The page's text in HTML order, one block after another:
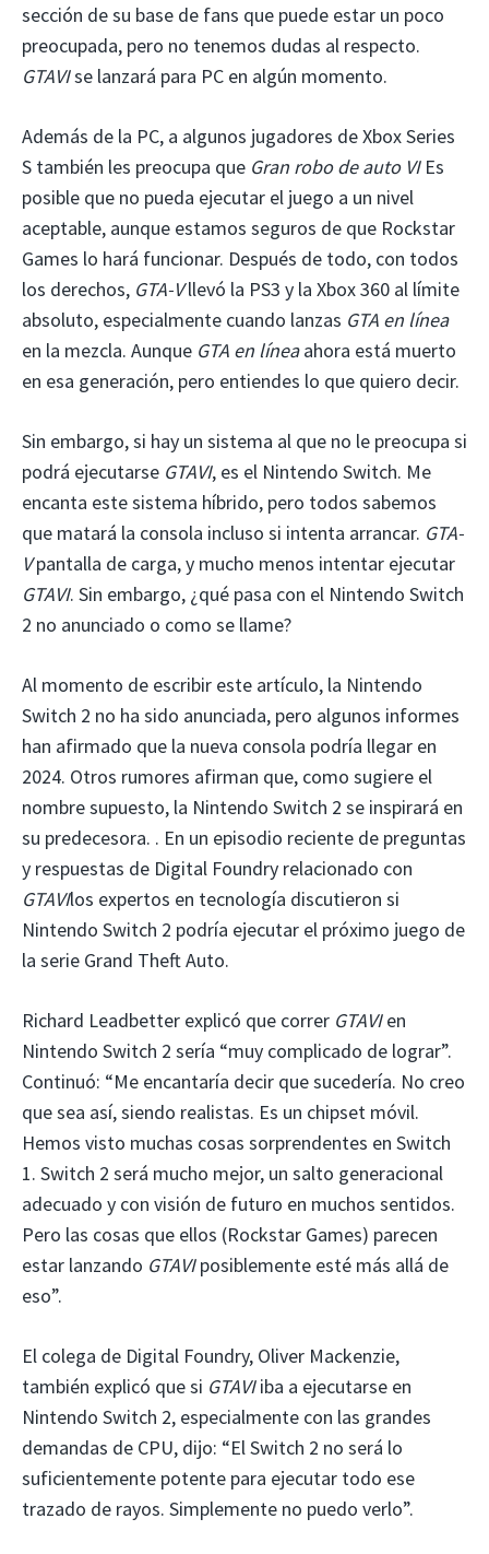
sección de su base de fans que puede estar un poco
preocupada, pero no tenemos dudas al respecto.
GTAVIse lanzará para PC en algún momento.
Además de la PC, a algunos jugadores de Xbox Series
S también les preocupa que Gran robo de auto VIEs
posible que no pueda ejecutar el juego a un nivel
aceptable, aunque estamos seguros de que Rockstar
Games lo hará funcionar. Después de todo, con todos
los derechos, GTA-Vllevó la PS3 y la Xbox 360 al límite
absoluto, especialmente cuando lanzas GTA en línea
en la mezcla. Aunque GTA en líneaahora está muerto
en esa generación, pero entiendes lo que quiero decir.
Sin embargo, si hay un sistema al que no le preocupa si
podrá ejecutarse GTAVI, es el Nintendo Switch. Me
encanta este sistema híbrido, pero todos sabemos
que matará la consola incluso si intenta arrancar. GTA-
Vpantalla de carga, y mucho menos intentar ejecutar
GTAVI. Sin embargo, ¿qué pasa con el Nintendo Switch
2 no anunciado o como se llame?
Al momento de escribir este artículo, la Nintendo
Switch 2 no ha sido anunciada, pero algunos informes
han afirmado que la nueva consola podría llegar en
2024. Otros rumores afirman que, como sugiere el
nombre supuesto, la Nintendo Switch 2 se inspirará en
su predecesora. . En un episodio reciente de preguntas
y respuestas de Digital Foundry relacionado con
GTAVIlos expertos en tecnología discutieron si
Nintendo Switch 2 podría ejecutar el próximo juego de
la serie Grand Theft Auto.
Richard Leadbetter explicó que correr GTAVIen
Nintendo Switch 2 sería “muy complicado de lograr”.
Continuó: “Me encantaría decir que sucedería. No creo
que sea así, siendo realistas. Es un chipset móvil.
Hemos visto muchas cosas sorprendentes en Switch
1. Switch 2 será mucho mejor, un salto generacional
adecuado y con visión de futuro en muchos sentidos.
Pero las cosas que ellos (Rockstar Games) parecen
estar lanzando GTAVIposiblemente esté más allá de
eso”.
El colega de Digital Foundry, Oliver Mackenzie,
también explicó que si GTAVIiba a ejecutarse en
Nintendo Switch 2, especialmente con las grandes
demandas de CPU, dijo: “El Switch 2 no será lo
suficientemente potente para ejecutar todo ese
trazado de rayos. Simplemente no puedo verlo”.